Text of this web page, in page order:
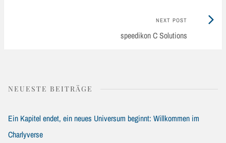
NEXT POST
speedikon C Solutions
NEUESTE BEITRÄGE
Ein Kapitel endet, ein neues Universum beginnt: Willkommen im
Charlyverse